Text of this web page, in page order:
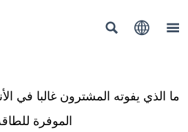
  
ما الذي يفوته المشترون غالبا في
الموفرة